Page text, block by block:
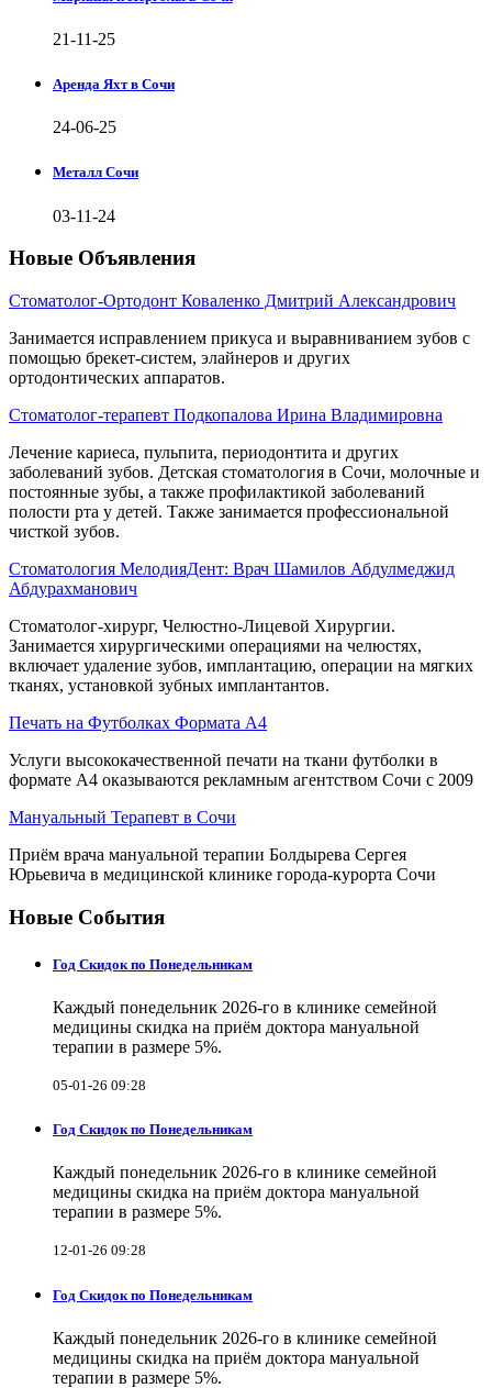
21-11-25
Аренда Яхт в Сочи
24-06-25
Металл Сочи
03-11-24
Новые Объявления
Стоматолог-Ортодонт Коваленко Дмитрий Александрович
Занимается исправлением прикуса и выравниванием зубов с
помощью брекет-систем, элайнеров и других
ортодонтических аппаратов.
Стоматолог-терапевт Подкопалова Ирина Владимировна
Лечение кариеса, пульпита, периодонтита и других
заболеваний зубов. Детская стоматология в Сочи, молочные и
постоянные зубы, а также профилактикой заболеваний
полости рта у детей. Также занимается профессиональной
чисткой зубов.
Стоматология МелодияДент: Врач Шамилов Абдулмеджид
Абдурахманович
Стоматолог-хирург, Челюстно-Лицевой Хирургии.
Занимается хирургическими операциями на челюстях,
включает удаление зубов, имплантацию, операции на мягких
тканях, установкой зубных имплантантов.
Печать на Футболках Формата А4
Услуги высококачественной печати на ткани футболки в
формате А4 оказываются рекламным агентством Сочи с 2009
Мануальный Терапевт в Сочи
Приём врача мануальной терапии Болдырева Сергея
Юрьевича в медицинской клинике города-курорта Сочи
Новые События
Год Скидок по Понедельникам
Каждый понедельник 2026-го в клинике семейной
медицины скидка на приём доктора мануальной
терапии в размере 5%.
05-01-26 09:28
Год Скидок по Понедельникам
Каждый понедельник 2026-го в клинике семейной
медицины скидка на приём доктора мануальной
терапии в размере 5%.
12-01-26 09:28
Год Скидок по Понедельникам
Каждый понедельник 2026-го в клинике семейной
медицины скидка на приём доктора мануальной
терапии в размере 5%.